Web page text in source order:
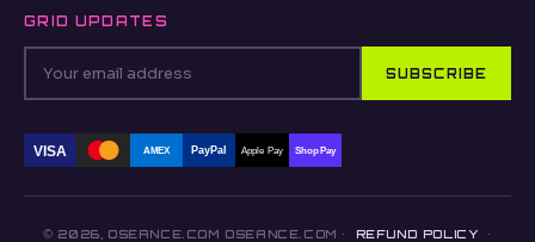
GRID UPDATES
SUBSCRIBE
VISA AMEX PayPal Apple Pay Shop Pay
© 2026, OSEANCE.COM OSEANCE.COM · REFUND POLICY ·